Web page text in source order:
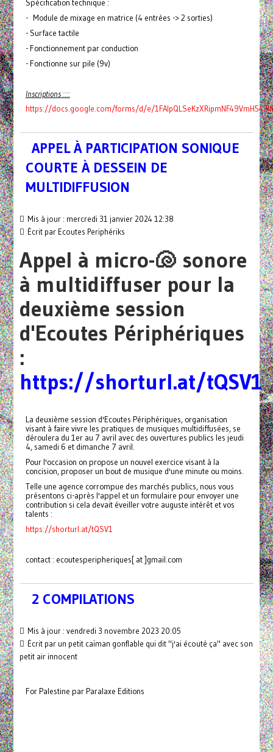
Spécification technique :
- Module de mixage en matrice (4 entrées -> 2 sorties)
- Surface tactile
- Fonctionnement par conduction
- Fonctionne sur pile (9v)
Inscriptions ::::
https://docs.google.com/forms/d/e/
APPEL À PARTICIPATION SONIQUE
COURTE À DESSEIN DE
MULTIDIFFUSION
Mis à jour : mercredi 31 janvier 2024 12:38
Écrit par Ecoutes Periphériks
Appel à micro-🐚 sonore
à multidiffuser pour la
deuxième session
d'Ecoutes Périphériques
:
https://shorturl.at/tQSV1
La deuxième session d'Ecoutes Périphériques, organisation
visant à faire vivre les pratiques de musiques multidiffusées, se
déroulera du 1er au 7 avril avec des ouvertures publics les jeudi
4, samedi 6 et dimanche 7 avril.
Pour l'occasion on propose un nouvel exercice visant à la
concision, proposer un bout de musique d'une minute ou moins.
Telle une agence corrompue des marchés publics, nous vous
présentons ci-après l'appel et un formulaire pour envoyer une
contribution si cela devait éveiller votre auguste intérêt et vos
talents :
https://shorturl.at/tQSV1
contact : ecoutesperipheriques[ at ]gmail.com
2 COMPILATIONS
Mis à jour : vendredi 3 novembre 2023 20:05
Écrit par un petit caïman gonflable qui dit "j'ai écouté ça" avec son
petit air innocent
For Palestine par Paralaxe Editions